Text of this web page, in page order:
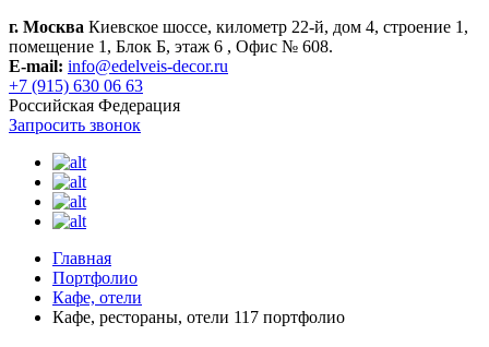
г. Москва Киевское шоссе, километр 22-й, дом 4, строение 1,
помещение 1, Блок Б, этаж 6 , Офис № 608.
E-mail: info@edelveis-decor.ru
+7 (915) 630 06 63
Российская Федерация
Запросить звонок
Главная
Портфолио
Кафе, отели
Кафе, рестораны, отели 117 портфолио